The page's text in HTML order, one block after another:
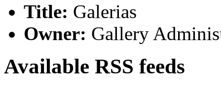
Title: Galerias
Owner: Gallery
Available RSS feeds